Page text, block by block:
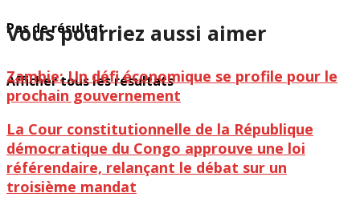
Pas de résultat
Afficher tous les résultats
Vous pourriez aussi aimer
Zambie: Un défi économique se profile pour le
prochain gouvernement
La Cour constitutionnelle de la République
démocratique du Congo approuve une loi
référendaire, relançant le débat sur un
troisième mandat